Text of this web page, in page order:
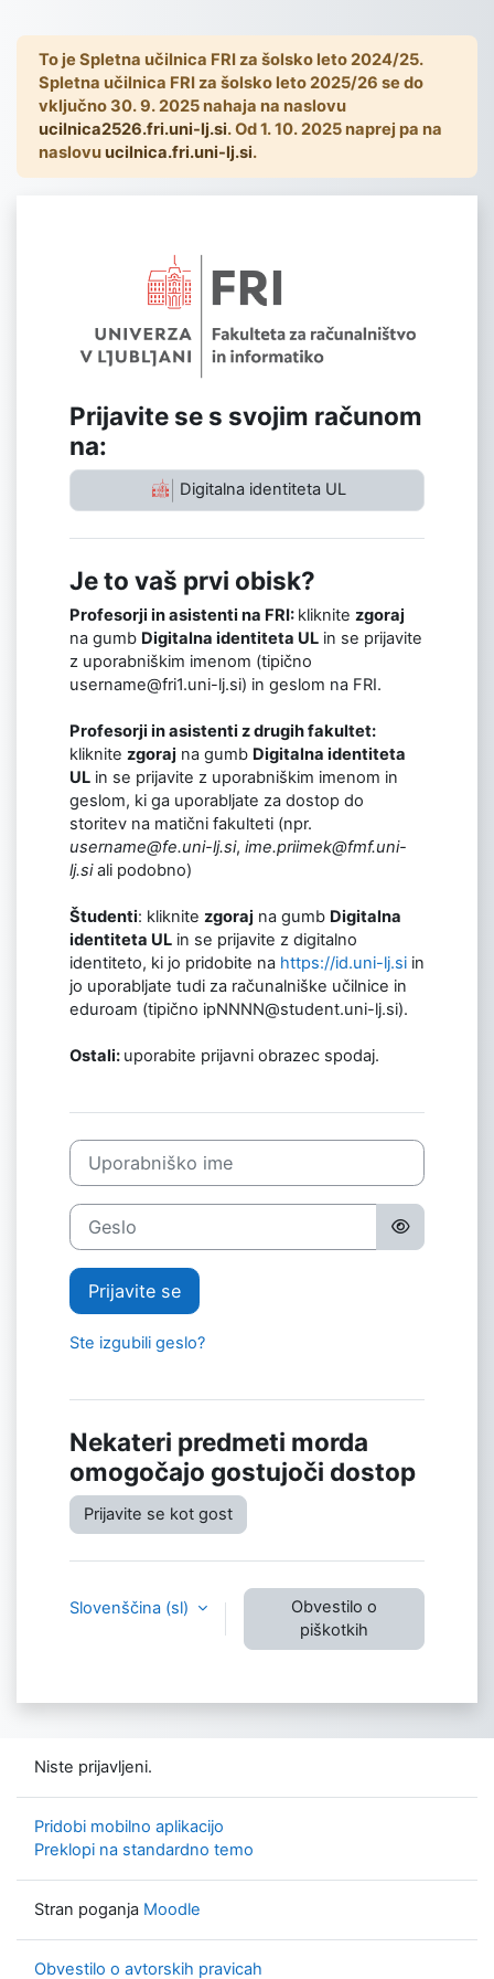
To je Spletna učilnica FRI za šolsko leto 2024/25.
Spletna učilnica FRI za šolsko leto 2025/26 se do
vključno 30. 9. 2025 nahaja na naslovu
ucilnica2526.fri.uni-lj.si. Od 1. 10. 2025 naprej pa na
naslovuucilnica.fri.uni-lj.si.
Prijava v
Uporabniško ime
Geslo
Prijavite se
Ste izgubili geslo?
Prijavite se s svojim računom
na:
Digitalna identiteta UL
Je to vaš prvi obisk?
Profesorji in asistenti na FRI: kliknite zgoraj
na gumb Digitalna identiteta UL in se prijavite
z uporabniškim imenom (tipično
username@fri1.uni-lj.si) in geslom na FRI.
Profesorji in asistenti z drugih fakultet:
kliknite zgoraj na gumb Digitalna identiteta
UL in se prijavite z uporabniškim imenom in
geslom, ki ga uporabljate za dostop do
storitev na matični fakulteti (npr.
username@fe.uni-lj.si, ime.priimek@fmf.uni-
lj.siali podobno)
Študenti: kliknite zgoraj na gumb Digitalna
identiteta UL in se prijavite z digitalno
identiteto, ki jo pridobite na https://id.uni-lj.si in
jo uporabljate tudi za računalniške učilnice in
eduroam (tipično ipNNNN@student.uni-lj.si).
Ostali: uporabite prijavni obrazec spodaj.
Nekateri predmeti morda
omogočajo gostujoči dostop
Prijavite se kot gost
Slovenščina ‎(sl)‎
Obvestilo o
piškotkih
Niste prijavljeni.
Pridobi mobilno aplikacijo
Preklopi na standardno temo
Stran poganja Moodle
Obvestilo o avtorskih pravicah